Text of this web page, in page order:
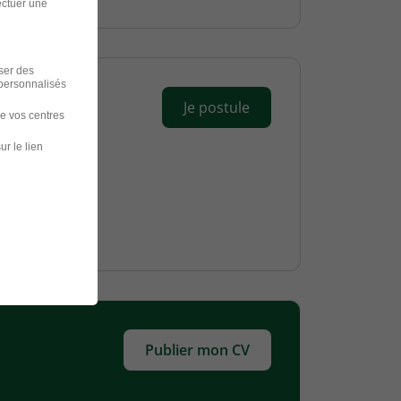
Je postule
Publier mon CV
une
des
vos centres
le lien